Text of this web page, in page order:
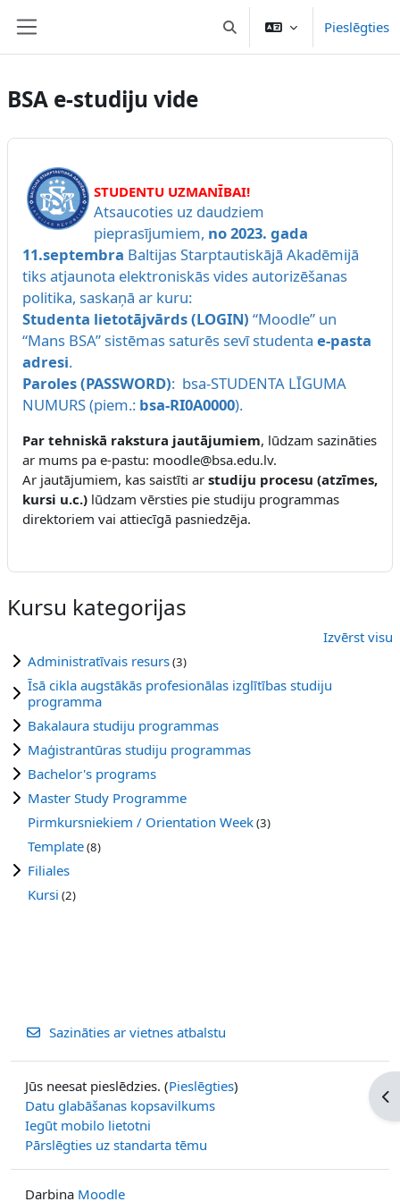
Pārslēgt meklēšanas ievadi
Pieslēgties
BSA e-studiju vide
STUDENTU UZMANĪBAI!
Atsaucoties uz daudziem
pieprasījumiem, no 2023. gada
11.septembra Baltijas Starptautiskājā Akadēmijā
tiks atjaunota elektroniskās vides autorizēšanas
politika, saskaņā ar kuru:
Studenta lietotājvārds (LOGIN) “Moodle” un
“Mans BSA” sistēmas saturēs sevī studenta e-pasta
adresi.
Paroles (PASSWORD): bsa-STUDENTA LĪGUMA
NUMURS (piem.: bsa-RI0A0000).
Par tehniskā rakstura jautājumiem, lūdzam sazināties
ar mums pa e-pastu: moodle@bsa.edu.lv.
Ar jautājumiem, kas saistīti ar studiju procesu (atzīmes,
kursi u.c.) lūdzam vērsties pie studiju programmas
direktoriem vai attiecīgā pasniedzēja.
Kursu kategorijas
Izvērst visu
Administratīvais resurs(3)
Īsā cikla augstākās profesionālas izglītības studiju
programma
Bakalaura studiju programmas
Maģistrantūras studiju programmas
Bachelor's programs
Master Study Programme
Pirmkursniekiem / Orientation Week(3)
Template(8)
Filiales
Kursi (2)
Sazināties ar vietnes atbalstu
Jūs neesat pieslēdzies. (Pieslēgties)
Datu glabāšanas kopsavilkums
Iegūt mobilo lietotni
Pārslēgties uz standarta tēmu
Darbina Moodle